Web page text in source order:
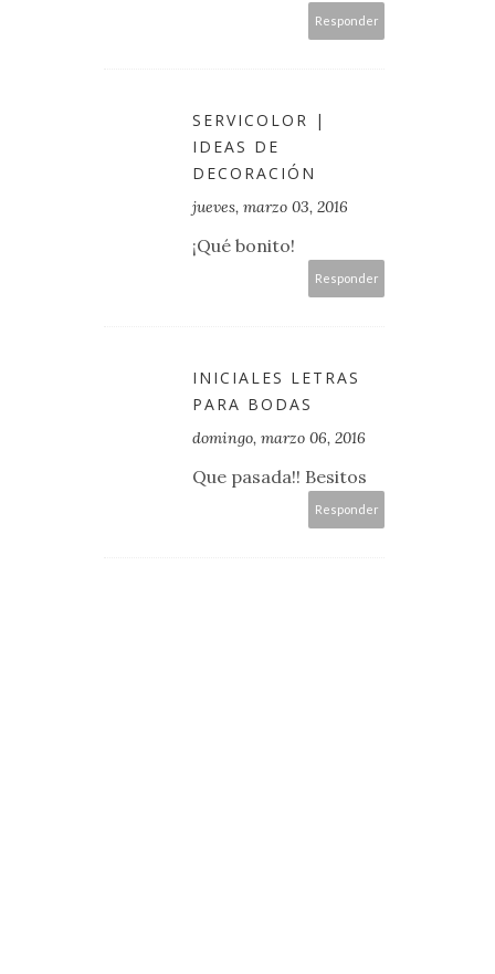
Responder
SERVICOLOR |
IDEAS DE
DECORACIÓN
jueves, marzo 03, 2016
¡Qué bonito!
Responder
INICIALES LETRAS
PARA BODAS
domingo, marzo 06, 2016
Que pasada!! Besitos
Responder